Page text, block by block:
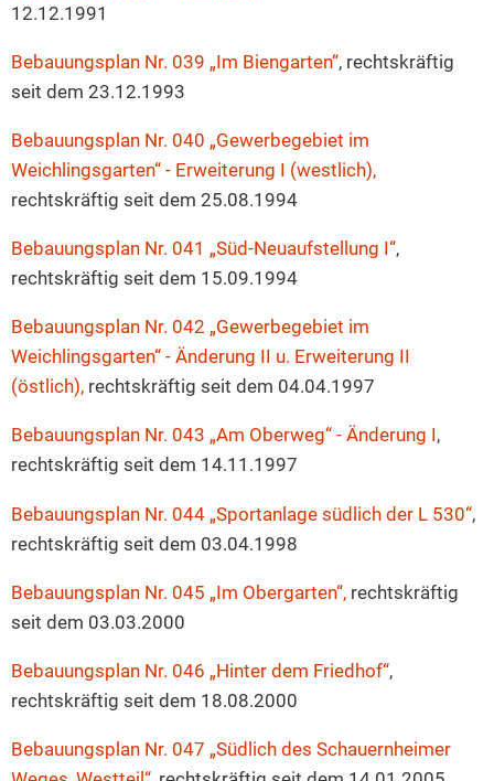
12.12.1991
Bebauungsplan Nr. 039 „Im Biengarten“, rechtskräftig
seit dem 23.12.1993
Bebauungsplan Nr. 040 „Gewerbegebiet im
Weichlingsgarten“ - Erweiterung I (westlich),
rechtskräftig seit dem 25.08.1994
Bebauungsplan Nr. 041 „Süd-Neuaufstellung I“,
rechtskräftig seit dem 15.09.1994
Bebauungsplan Nr. 042 „Gewerbegebiet im
Weichlingsgarten“ - Änderung II u. Erweiterung II
(östlich), rechtskräftig seit dem 04.04.1997
Bebauungsplan Nr. 043 „Am Oberweg“ - Änderung I,
rechtskräftig seit dem 14.11.1997
Bebauungsplan Nr. 044 „Sportanlage südlich der L 530“,
rechtskräftig seit dem 03.04.1998
Bebauungsplan Nr. 045 „Im Obergarten“, rechtskräftig
seit dem 03.03.2000
Bebauungsplan Nr. 046 „Hinter dem Friedhof“,
rechtskräftig seit dem 18.08.2000
Bebauungsplan Nr. 047 „Südlich des Schauernheimer